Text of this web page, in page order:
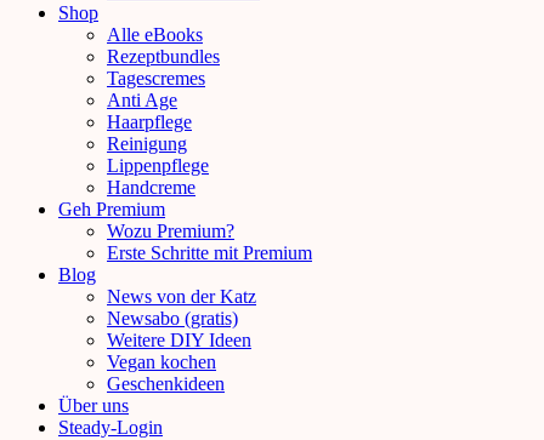
Shop
Alle eBooks
Rezeptbundles
Tagescremes
Anti Age
Haarpflege
Reinigung
Lippenpflege
Handcreme
Geh Premium
Wozu Premium?
Erste Schritte mit Premium
Blog
News von der Katz
Newsabo (gratis)
Weitere DIY Ideen
Vegan kochen
Geschenkideen
Über uns
Steady-Login